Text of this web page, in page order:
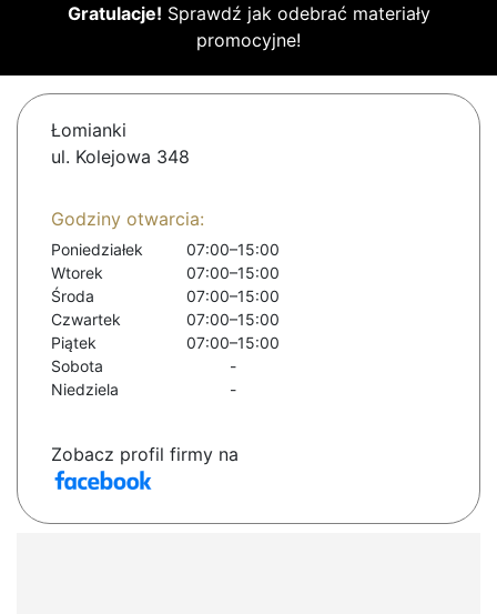
Gratulacje! Sprawdź jak odebrać materiały
promocyjne!
Łomianki
ul. Kolejowa 348
Godziny otwarcia:
Poniedziałek
07:00–15:00
Wtorek
07:00–15:00
Środa
07:00–15:00
Czwartek
07:00–15:00
Piątek
07:00–15:00
Sobota
-
Niedziela
-
Zobacz profil firmy na